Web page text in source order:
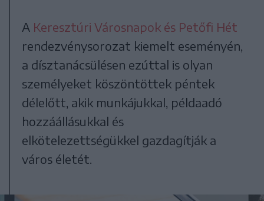
A Keresztúri Városnapok és Petőfi Hét
rendezvénysorozat kiemelt eseményén,
a dísztanácsülésen ezúttal is olyan
személyeket köszöntöttek péntek
délelőtt, akik munkájukkal, példaadó
hozzáállásukkal és
elkötelezettségükkel gazdagítják a
város életét.